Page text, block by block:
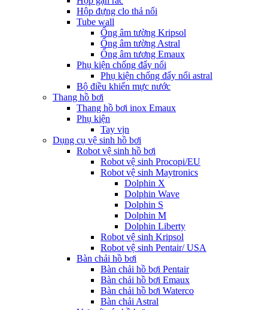
Hộp đựng clo thả nổi
Tube wall
Ống âm tường Kripsol
Ống âm tường Astral
Ống âm tương Emaux
Phụ kiện chống đẩy nổi
Phụ kiện chống đẩy nổi astral
Bộ điều khiển mực nước
Thang hồ bơi
Thang hồ bơi inox Emaux
Phụ kiện
Tay vịn
Dụng cụ vệ sinh hồ bơi
Robot vệ sinh hồ bơi
Robot vệ sinh Procopi/EU
Robot vệ sinh Maytronics
Dolphin X
Dolphin Wave
Dolphin S
Dolphin M
Dolphin Liberty
Robot vệ sinh Kripsol
Robot vệ sinh Pentair/ USA
Bàn chải hồ bơi
Bàn chải hồ bơi Pentair
Bàn chải hồ bơi Emaux
Bàn chải hồ bơi Waterco
Bàn chải Astral